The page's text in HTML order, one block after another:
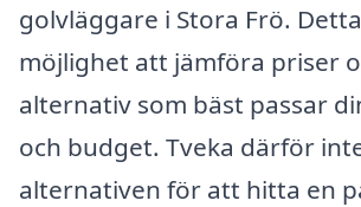
golvläggare i Stora Frö.
möjlighet att jämföra priser
alternativ som bäst passar
och budget. Tveka därför
alternativen för att hitta en